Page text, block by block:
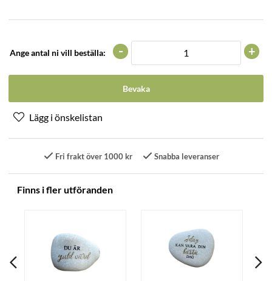
Ange antal ni vill beställa: +
-
Bevaka
Fri frakt över 1000 kr Snabba leveranser
Finns i fler utföranden